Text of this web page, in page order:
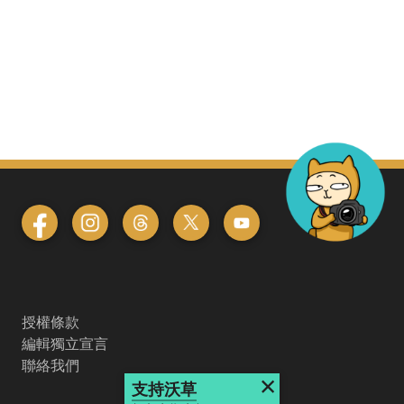
授權條款
編輯獨立宣言
聯絡我們
支持沃草 ×